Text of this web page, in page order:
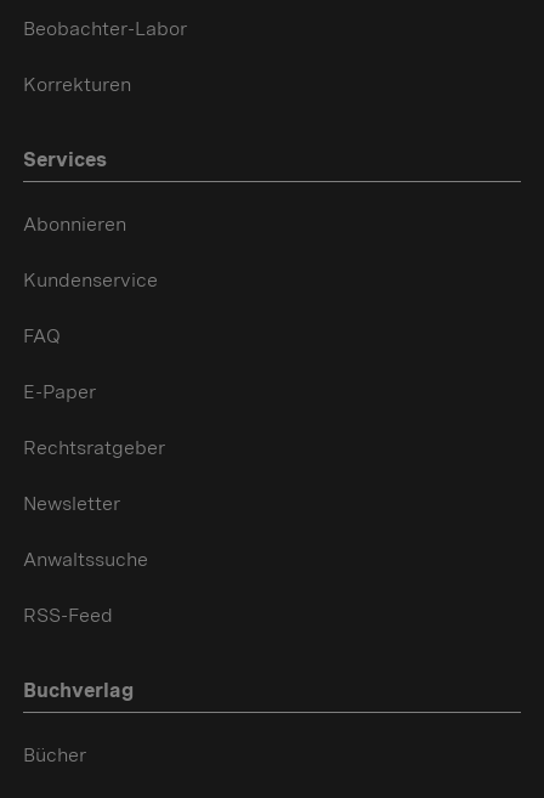
Beobachter-Labor
Korrekturen
Services
Abonnieren
Kundenservice
FAQ
E-Paper
Rechtsratgeber
Newsletter
Anwaltssuche
RSS-Feed
Buchverlag
Bücher